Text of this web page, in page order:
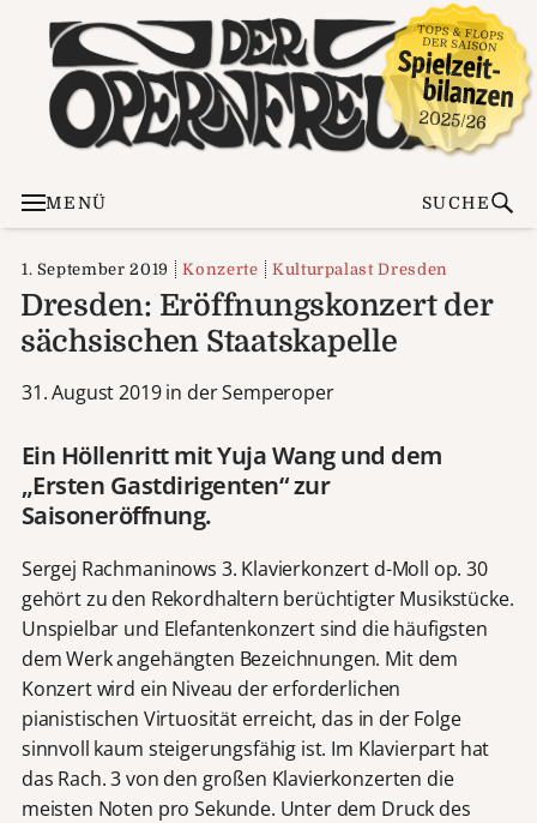
MENÜ SUCHE
1. September 2019 Konzerte Kulturpalast Dresden
Dresden: Eröffnungskonzert der
sächsischen Staatskapelle
31. August 2019 in der Semperoper
Ein Höllenritt mit Yuja Wang und dem
„Ersten Gastdirigenten“ zur
Saisoneröffnung.
Sergej Rachmaninows 3. Klavierkonzert d-Moll op. 30
gehört zu den Rekordhaltern berüchtigter Musikstücke.
Unspielbar und Elefantenkonzert sind die häufigsten
dem Werk angehängten Bezeichnungen. Mit dem
Konzert wird ein Niveau der erforderlichen
pianistischen Virtuosität erreicht, das in der Folge
sinnvoll kaum steigerungsfähig ist. Im Klavierpart hat
das Rach. 3 von den großen Klavierkonzerten die
meisten Noten pro Sekunde. Unter dem Druck des